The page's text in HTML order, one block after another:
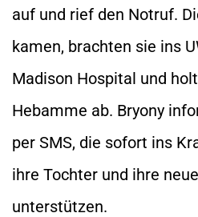
auf und rief den Notruf.
kamen, brachten sie ins
Madison Hospital und
Hebamme ab. Bryony
per SMS, die sofort ins
ihre Tochter und ihre
unterstützen.